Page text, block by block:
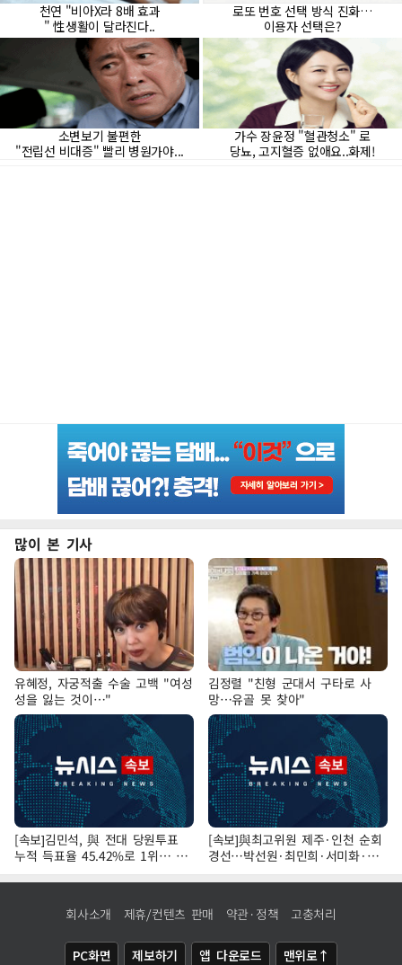
많이 본 기사
유혜정, 자궁적출 수술 고백 "여성
성을 잃는 것이…"
김정렬 "친형 군대서 구타로 사
망…유골 못 찾아"
[속보]김민석, 與 전대 당원투표
누적 득표율 45.42%로 1위… 정
청래 44.56%
[속보]與최고위원 제주·인천 순회
경선…박선원·최민희·서미화·한
민수·김용 순
회사소개 제휴/컨텐츠 판매 약관·정책 고충처리
PC화면 제보하기 앱 다운로드 맨위로↑